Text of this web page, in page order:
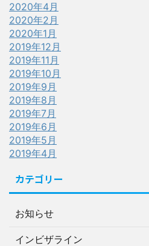
2020年4月
2020年2月
2020年1月
2019年12月
2019年11月
2019年10月
2019年9月
2019年8月
2019年7月
2019年6月
2019年5月
2019年4月
カテゴリー
お知らせ
インビザライン